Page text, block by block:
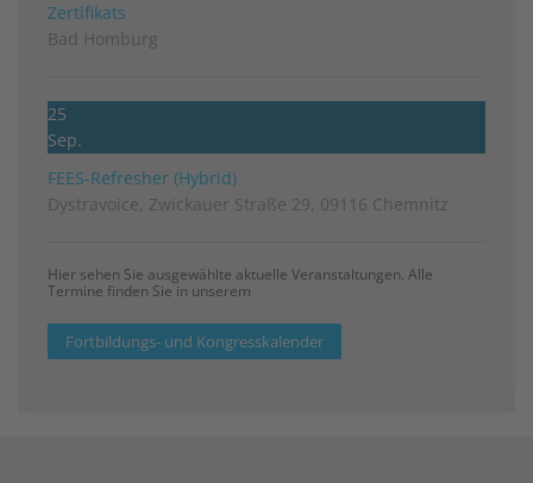
Zertifikats
Bad Homburg
25
Sep.
FEES-Refresher (Hybrid)
Dystravoice, Zwickauer Straße 29, 09116 Chemnitz
Hier sehen Sie ausgewählte aktuelle Veranstaltungen. Alle
Termine finden Sie in unserem
Fortbildungs- und Kongresskalender